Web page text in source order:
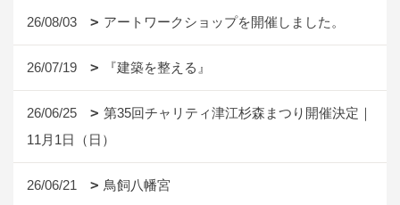
26/08/03 アートワークショップを開催しました。
26/07/19 『建築を整える』
26/06/25
第35回チャリティ津江杉森まつり開催決定｜
11月1日（日）
26/06/21 鳥飼八幡宮